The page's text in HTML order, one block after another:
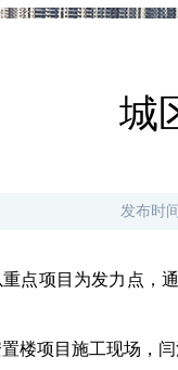
城
发布时
点项目为发力点，
楼项目施工现场，